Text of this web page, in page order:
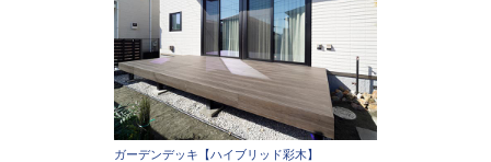
ガーデンデッキ【ハイブリッド彩木】